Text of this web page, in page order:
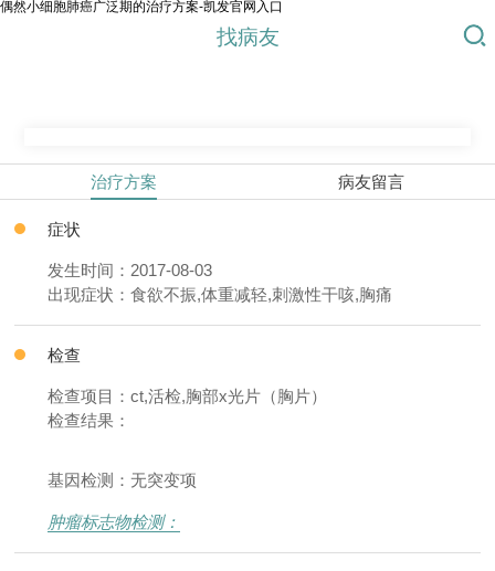
偶然小细胞肺癌广泛期的治疗方案-凯发官网入口
找病友
治疗方案 病友留言
症状
发生时间：2017-08-03
出现症状：食欲不振,体重减轻,刺激性干咳,胸痛
检查
检查项目：ct,活检,胸部x光片（胸片）
检查结果：
基因检测：无突变项
肿瘤标志物检测：